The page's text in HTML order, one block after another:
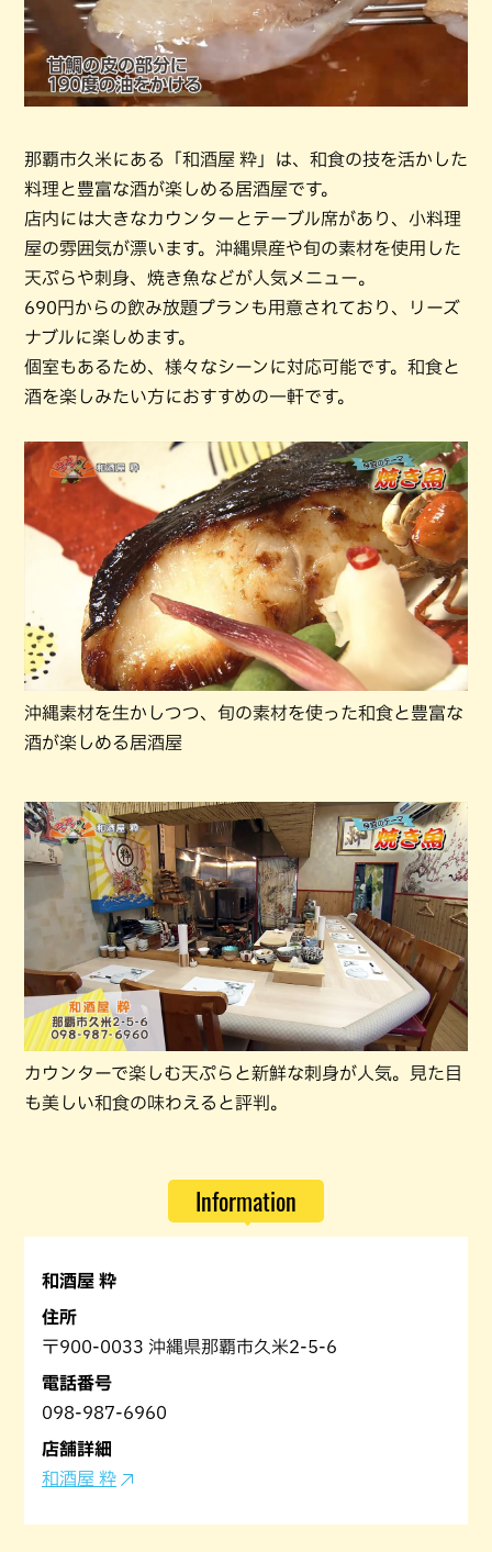
那覇市久米にある「和酒屋 粋」は、和食の技を活かした
料理と豊富な酒が楽しめる居酒屋です。
店内には大きなカウンターとテーブル席があり、小料理
屋の雰囲気が漂います。沖縄県産や旬の素材を使用した
天ぷらや刺身、焼き魚などが人気メニュー。
690円からの飲み放題プランも用意されており、リーズ
ナブルに楽しめます。
個室もあるため、様々なシーンに対応可能です。和食と
酒を楽しみたい方におすすめの一軒です。
沖縄素材を生かしつつ、旬の素材を使った和食と豊富な
酒が楽しめる居酒屋
カウンターで楽しむ天ぷらと新鮮な刺身が人気。見た目
も美しい和食の味わえると評判。
Information
和酒屋 粋
住所
〒900-0033 沖縄県那覇市久米2-5-6
電話番号
098-987-6960
店舗詳細
和酒屋 粋